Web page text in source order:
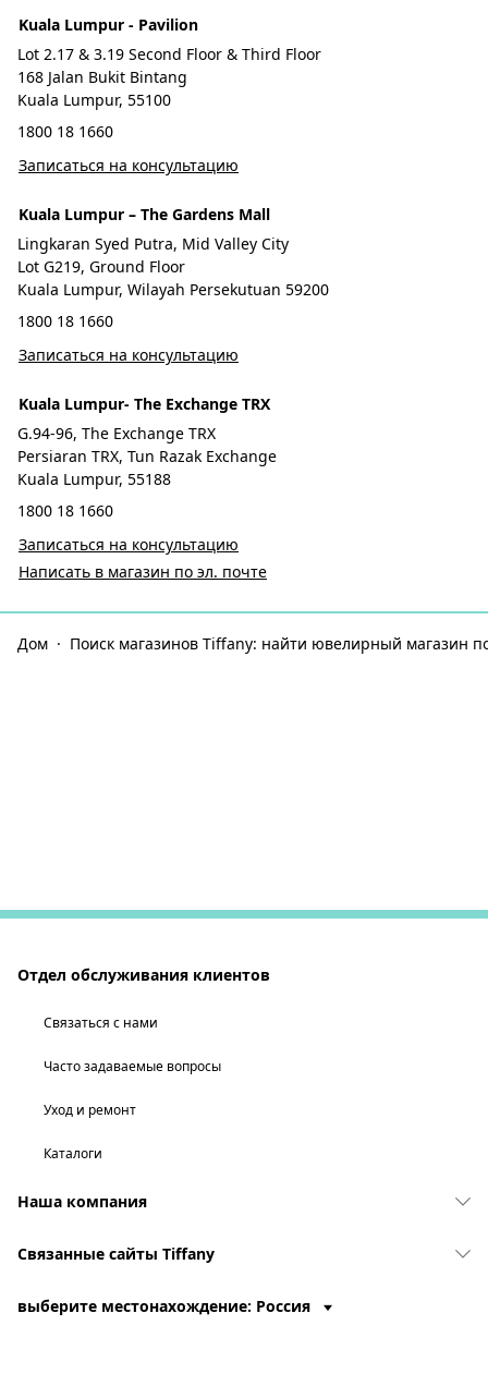
Kuala Lumpur - Pavilion
Lot 2.17 & 3.19 Second Floor & Third Floor
168 Jalan Bukit Bintang
Kuala Lumpur, 55100
1800 18 1660
Записаться на консультацию
Kuala Lumpur – The Gardens Mall
Lingkaran Syed Putra, Mid Valley City
Lot G219, Ground Floor
Kuala Lumpur, Wilayah Persekutuan 59200
1800 18 1660
Записаться на консультацию
Kuala Lumpur- The Exchange TRX
G.94-96, The Exchange TRX
Persiaran TRX, Tun Razak Exchange
Kuala Lumpur, 55188
1800 18 1660
Записаться на консультацию
Написать в магазин по эл. почте
Дом Поиск магазинов Tiffany: найти ювелирный магазин
Отдел обслуживания клиентов
Связаться с нами
Часто задаваемые вопросы
Уход и ремонт
Каталоги
Наша компания
Связанные сайты Tiffany
выберите местонахождение: Россия